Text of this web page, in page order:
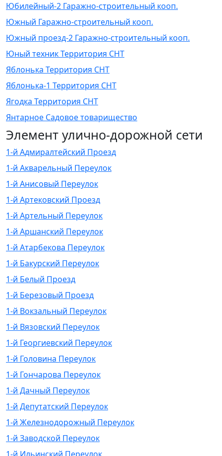
Юбилейный-2 Гаражно-строительный кооп.
Южный Гаражно-строительный кооп.
Южный проезд-2 Гаражно-строительный кооп.
Юный техник Территория СНТ
Яблонька Территория СНТ
Яблонька-1 Территория СНТ
Ягодка Территория СНТ
Янтарное Садовое товарищество
Элемент улично-дорожной сети
1-й Адмиралтейский Проезд
1-й Акварельный Переулок
1-й Анисовый Переулок
1-й Артековский Проезд
1-й Артельный Переулок
1-й Аршанский Переулок
1-й Атарбекова Переулок
1-й Бакурский Переулок
1-й Белый Проезд
1-й Березовый Проезд
1-й Вокзальный Переулок
1-й Вязовский Переулок
1-й Георгиевский Переулок
1-й Головина Переулок
1-й Гончарова Переулок
1-й Дачный Переулок
1-й Депутатский Переулок
1-й Железнодорожный Переулок
1-й Заводской Переулок